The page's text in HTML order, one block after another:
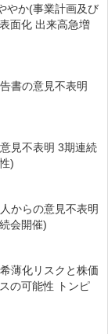
やか(事業計画及び
面化 出来高急増
書の意見不表明
見不表明 3期連続
)
からの意見不表明
会開催)
薄化リスクと株価
の可能性 トンピ